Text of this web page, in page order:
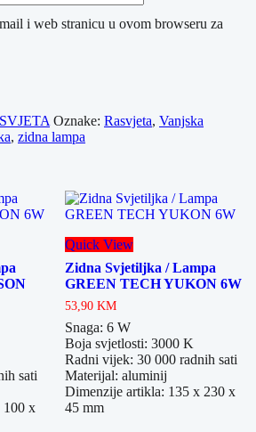
i web stranicu u ovom browseru za
Oznake: Rasvjeta, Vanjska
, zidna lampa
sati
100 x
Quick View
Zidna Svjetiljka / Lampa
GREEN TECH YUKON 6W
53,90 KM
Snaga: 6 W
Boja svjetlosti: 3000 K
Radni vijek: 30 000 radnih sati
Materijal: aluminij
Dimenzije artikla: 135 x 230 x
45 mm